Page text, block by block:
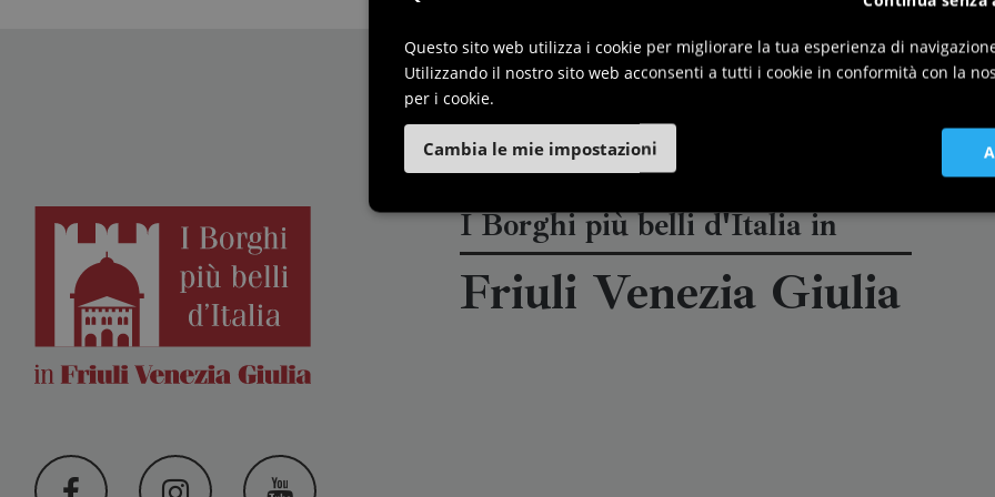
I Borghi più belli d'Italia in
Friuli Venezia Giulia
Questo sito web utilizza i cookie per migliorare la tua esperienza di
Utilizzando il nostro sito web acconsenti a tutti i cookie in conformità con la
per i cookie.
Cambia le mie impostazioni